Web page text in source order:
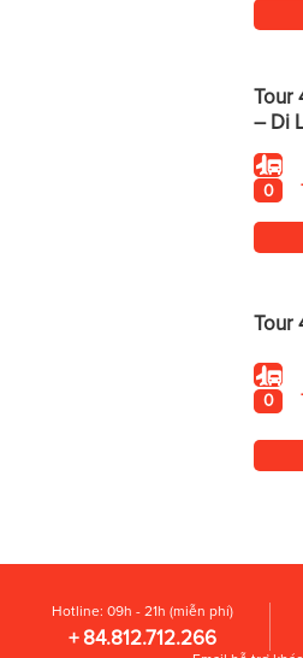
Tour
– Di
Biên
0
Tour
0
Hotline: 09h - 21h (miễn phí)
+ 84.812.712.266